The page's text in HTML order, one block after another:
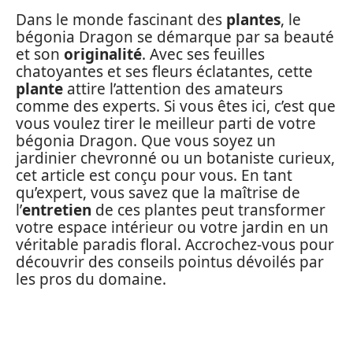
Dans le monde fascinant des plantes, le
bégonia Dragon se démarque par sa beauté
et son originalité. Avec ses feuilles
chatoyantes et ses fleurs éclatantes, cette
plante attire l’attention des amateurs
comme des experts. Si vous êtes ici, c’est que
vous voulez tirer le meilleur parti de votre
bégonia Dragon. Que vous soyez un
jardinier chevronné ou un botaniste curieux,
cet article est conçu pour vous. En tant
qu’expert, vous savez que la maîtrise de
l’entretien de ces plantes peut transformer
votre espace intérieur ou votre jardin en un
véritable paradis floral. Accrochez-vous pour
découvrir des conseils pointus dévoilés par
les pros du domaine.